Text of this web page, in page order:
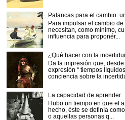
Palancas para el cambio:
Para impulsar el cambio
necesitan, como mínimo,
influencia para proponér...
¿Qué hacer con la
Da la impresión que,
expresión “ tiempos
conciencia sobre la
La capacidad de aprender
Hubo un tiempo en que el
hecho, éste se definía
o aquellas personas q...